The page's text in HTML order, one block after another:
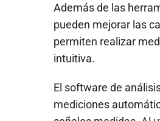
Además de las
pueden mejorar las
permiten realizar
intuitiva.
El software de
mediciones